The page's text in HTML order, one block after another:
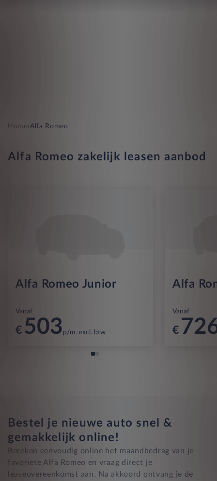
Home›Alfa Romeo
Alfa Romeo zakelijk leasen aanbod
Alfa Romeo Junior
Vanaf
€ 503 p/m. excl. btw
Alfa
Vanaf
€
Bestel je nieuwe auto snel &
gemakkelijk online!
Bereken eenvoudig online het maandbedrag van je
favoriete Alfa Romeo en vraag direct je
leaseovereenkomst aan. Na akkoord ontvang je de